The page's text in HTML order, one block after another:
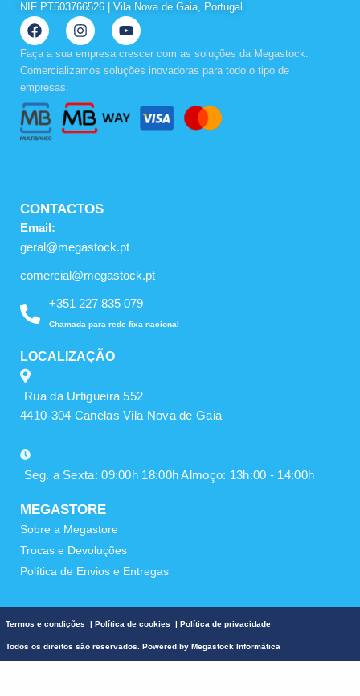
NIF PT503766526 | Vila Nova de Gaia, Portugal
F
a
c
e
o
o
k
I
n
s
t
r
a
m
Y
o
u
t
u
e
Faça a sua empresa crescer com as soluções da Megastock.
Comercializamos soluções inovadoras para todo o tipo de
empresas.
CONTACTOS
Email:
geral@megastock.pt
comercial@megastock.pt
+351 227 835 079
Chamada para rede fixa nacional
LOCALIZAÇÃO
Rua da Urtigueira 552
4410-304 Canelas Vila Nova de Gaia
Seg. a Sexta: 09:00h 18:00h Almoço: 13h:00 - 14:00h
MEGASTORE
Sobre a Megastore
Trocas e Devoluções
Política de Envios e Entregas
Termos e condições | Política de cookies | Política de privacidade
Todos os direitos são reservados. Powered by Megastock Informática